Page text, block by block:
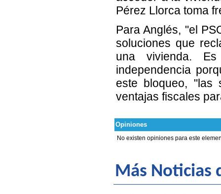
Pérez Llorca toma
Para Anglés, "el
soluciones que
una vivienda.
independencia
este bloqueo, "las
ventajas fiscales
Opiniones
No existen opiniones para este
Más Noticias